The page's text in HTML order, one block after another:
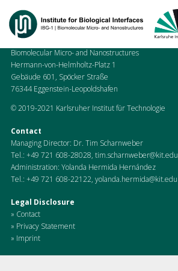
Karlsruhe Institute of Technologie (KIT)
Chair of Chemical Biology
Institute for Biological Interfaces (IBG-1)
Biomolecular Micro- and Nanostructures
Hermann-von-Helmholtz-Platz 1
Gebäude 601, Spöcker Straße
76344 Eggenstein-Leopoldshafen
© 2019-2021 Karlsruher Institut für Technologie
Contact
Managing Director: Dr. Tim Scharnweber
Tel.: +49 721 608-28028, tim.scharnweber@kit.edu
Administration: Yolanda Hermida Hernández
Tel.: +49 721 608-22122, yolanda.hermida@kit.edu
Legal Disclosure
» Contact
» Privacy Statement
» Imprint